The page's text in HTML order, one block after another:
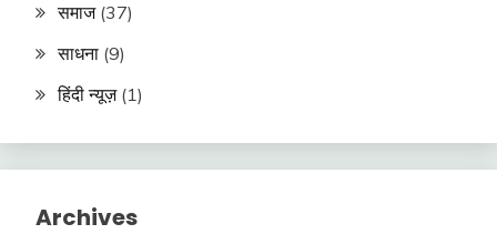
समाज(37)
साधना (9)
हिंदी न्यूज़(1)
Archives